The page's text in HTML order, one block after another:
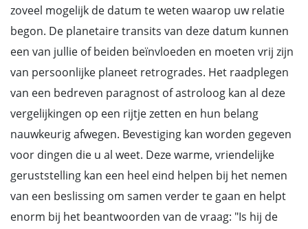
zoveel mogelijk de datum te weten waarop uw relatie
begon. De planetaire transits van deze datum kunnen
een van jullie of beiden beïnvloeden en moeten vrij zijn
van persoonlijke planeet retrogrades. Het raadplegen
van een bedreven paragnost of astroloog kan al deze
vergelijkingen op een rijtje zetten en hun belang
nauwkeurig afwegen. Bevestiging kan worden gegeven
voor dingen die u al weet. Deze warme, vriendelijke
geruststelling kan een heel eind helpen bij het nemen
van een beslissing om samen verder te gaan en helpt
enorm bij het beantwoorden van de vraag: "Is hij de